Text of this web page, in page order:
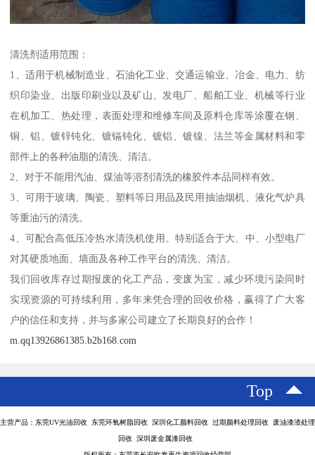
清洗剂适用范围：
1、适用于机械制造业、石油化工业、交通运输业、冶金、电力、纺
织印染业、出版印刷业以及矿山、发电厂、船舶工业、机械等行业
在机加工、热处理，表面处理和维修车间及原料仓库等涂覆在钢、
铜、铝、镀锌钝化、镀镉钝化、镀铝、镀镍、法兰等金属材料和零
部件上的各种油脂的清洗、清洁。
2、对于不能用汽油、煤油等溶剂清洗的橡胶件本品同样有效。
3、可用于玻璃、陶瓷、塑料等日用品及民用抽油烟机、液化气炉具
等重油污的清洗。
4、可配合高低压冷热水清洗机使用。特别适合于大、中、小型电厂
对其硬质地面、墙面及各种工作平台的清洗、清洁。
我们回收库存过期报废的化工产品，变废为宝，减少环境污染同时
实现资源的可持续利用，多年来凭合理的回收价格，赢得了广大客
户的信任和支持，并与多家公司建立了长期良好的合作！
m.qq13926861385.b2b168.com
Top
主营产品：东莞UV光油回收 东莞环氧树脂回收 深圳化工颜料回收 过期颜料处理回收 废油漆渣处理
回收 深圳废金属漆回收